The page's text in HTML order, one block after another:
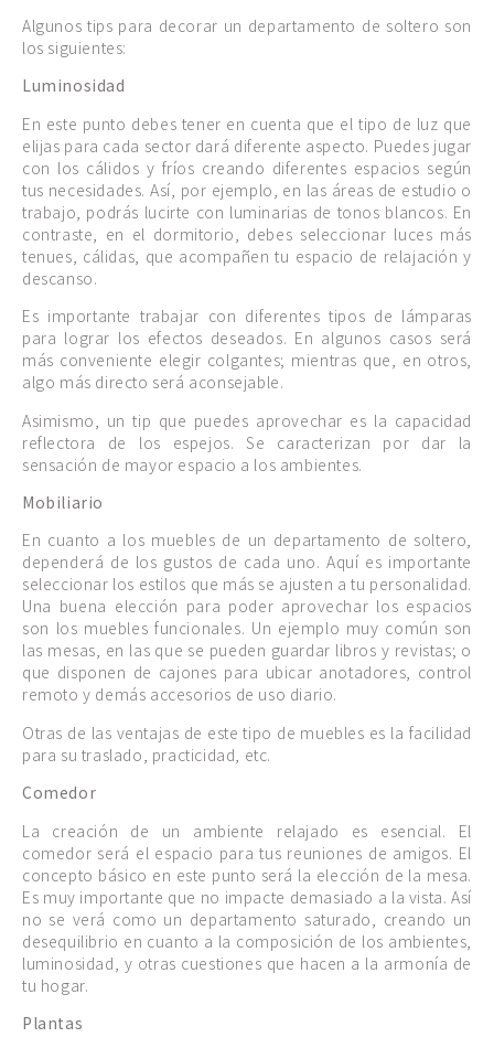
Algunos tips para decorar un departamento de soltero son
los siguientes:
Luminosidad
En este punto debes tener en cuenta que el tipo de luz que
elijas para cada sector dará diferente aspecto. Puedes jugar
con los cálidos y fríos creando diferentes espacios según
tus necesidades. Así, por ejemplo, en las áreas de estudio o
trabajo, podrás lucirte con luminarias de tonos blancos. En
contraste, en el dormitorio, debes seleccionar luces más
tenues, cálidas, que acompañen tu espacio de relajación y
descanso.
Es importante trabajar con diferentes tipos de lámparas
para lograr los efectos deseados. En algunos casos será
más conveniente elegir colgantes; mientras que, en otros,
algo más directo será aconsejable.
Asimismo, un tip que puedes aprovechar es la capacidad
reflectora de los espejos. Se caracterizan por dar la
sensación de mayor espacio a los ambientes.
Mobiliario
En cuanto a los muebles de un departamento de soltero,
dependerá de los gustos de cada uno. Aquí es importante
seleccionar los estilos que más se ajusten a tu personalidad.
Una buena elección para poder aprovechar los espacios
son los muebles funcionales. Un ejemplo muy común son
las mesas, en las que se pueden guardar libros y revistas; o
que disponen de cajones para ubicar anotadores, control
remoto y demás accesorios de uso diario.
Otras de las ventajas de este tipo de muebles es la facilidad
para su traslado, practicidad, etc.
Comedor
La creación de un ambiente relajado es esencial. El
comedor será el espacio para tus reuniones de amigos. El
concepto básico en este punto será la elección de la mesa.
Es muy importante que no impacte demasiado a la vista. Así
no se verá como un departamento saturado, creando un
desequilibrio en cuanto a la composición de los ambientes,
luminosidad, y otras cuestiones que hacen a la armonía de
tu hogar.
Plantas